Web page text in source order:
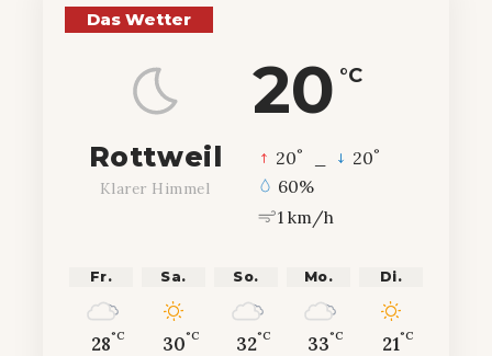
Das Wetter
20 °C
Rottweil
Klarer Himmel
20° 20°
60%
1 km/h
Fr.
28°C
Sa.
30°C
So.
32°C
Mo.
33°C
Di.
21°C